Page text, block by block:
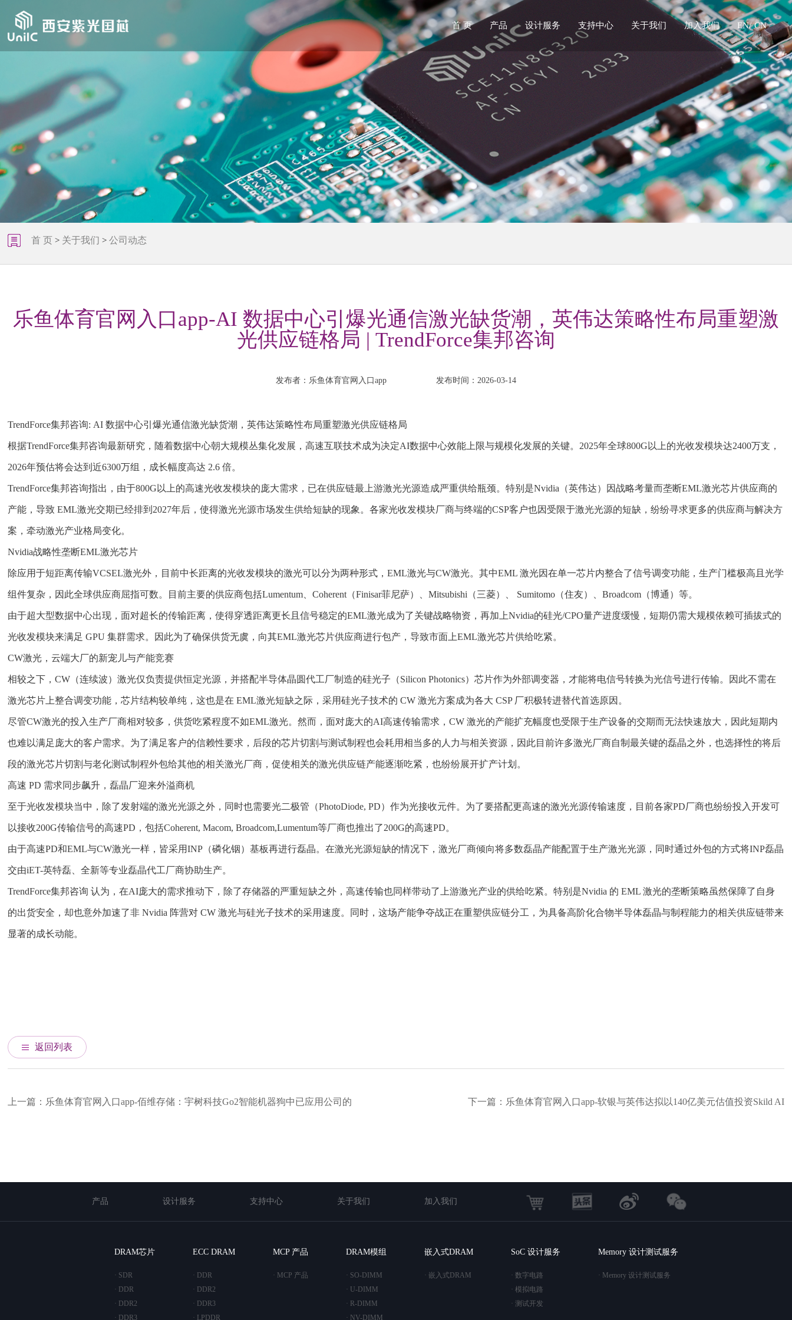
首 页 产品 设计服务 支持中心 关于我们 加入我们 EN/ CN
首 页> 关于我们 >公司动态
乐鱼体育官网入口app-AI 数据中心引爆光通信激光缺货潮，英伟达策略性布局重塑激
光供应链格局 | TrendForce集邦咨询
发布者：乐鱼体育官网入口app 发布时间：2026-03-14
TrendForce集邦咨询: AI 数据中心引爆光通信激光缺货潮，英伟达策略性布局重塑激光供应链格局
根据TrendForce集邦咨询最新研究，随着数据中心朝大规模丛集化发展，高速互联技术成为决定AI数据中心效能上限与规模化发展的关键。2025年全球800G以上的光收发模块达2400万支，
2026年预估将会达到近6300万组，成长幅度高达 2.6 倍。
TrendForce集邦咨询指出，由于800G以上的高速光收发模块的庞大需求，已在供应链最上游激光光源造成严重供给瓶颈。特别是Nvidia（英伟达）因战略考量而垄断EML激光芯片供应商的
产能，导致 EML激光交期已经排到2027年后，使得激光光源市场发生供给短缺的现象。各家光收发模块厂商与终端的CSP客户也因受限于激光光源的短缺，纷纷寻求更多的供应商与解决方
案，牵动激光产业格局变化。
Nvidia战略性垄断EML激光芯片
除应用于短距离传输VCSEL激光外，目前中长距离的光收发模块的激光可以分为两种形式，EML激光与CW激光。其中EML 激光因在单一芯片内整合了信号调变功能，生产门槛极高且光学
组件复杂，因此全球供应商屈指可数。目前主要的供应商包括Lumentum、Coherent（Finisar菲尼萨）、Mitsubishi（三菱）、 Sumitomo（住友）、Broadcom（博通）等。
由于超大型数据中心出现，面对超长的传输距离，使得穿透距离更长且信号稳定的EML激光成为了关键战略物资，再加上Nvidia的硅光/CPO量产进度缓慢，短期仍需大规模依赖可插拔式的
光收发模块来满足 GPU 集群需求。因此为了确保供货无虞，向其EML激光芯片供应商进行包产，导致市面上EML激光芯片供给吃紧。
CW激光，云端大厂的新宠儿与产能竞赛
相较之下，CW（连续波）激光仅负责提供恒定光源，并搭配半导体晶圆代工厂制造的硅光子（Silicon Photonics）芯片作为外部调变器，才能将电信号转换为光信号进行传输。因此不需在
激光芯片上整合调变功能，芯片结构较单纯，这也是在 EML激光短缺之际，采用硅光子技术的 CW 激光方案成为各大 CSP 厂积极转进替代首选原因。
尽管CW激光的投入生产厂商相对较多，供货吃紧程度不如EML激光。然而，面对庞大的AI高速传输需求，CW 激光的产能扩充幅度也受限于生产设备的交期而无法快速放大，因此短期内
也难以满足庞大的客户需求。为了满足客户的信赖性要求，后段的芯片切割与测试制程也会耗用相当多的人力与相关资源，因此目前许多激光厂商自制最关键的磊晶之外，也选择性的将后
段的激光芯片切割与老化测试制程外包给其他的相关激光厂商，促使相关的激光供应链产能逐渐吃紧，也纷纷展开扩产计划。
高速 PD 需求同步飙升，磊晶厂迎来外溢商机
至于光收发模块当中，除了发射端的激光光源之外，同时也需要光二极管（PhotoDiode, PD）作为光接收元件。为了要搭配更高速的激光光源传输速度，目前各家PD厂商也纷纷投入开发可
以接收200G传输信号的高速PD，包括Coherent, Macom, Broadcom,Lumentum等厂商也推出了200G的高速PD。
由于高速PD和EML与CW激光一样，皆采用INP（磷化铟）基板再进行磊晶。在激光光源短缺的情况下，激光厂商倾向将多数磊晶产能配置于生产激光光源，同时通过外包的方式将INP磊晶
交由iET-英特磊、全新等专业磊晶代工厂商协助生产。
TrendForce集邦咨询 认为，在AI庞大的需求推动下，除了存储器的严重短缺之外，高速传输也同样带动了上游激光产业的供给吃紧。特别是Nvidia 的 EML 激光的垄断策略虽然保障了自身
的出货安全，却也意外加速了非 Nvidia 阵营对 CW 激光与硅光子技术的采用速度。同时，这场产能争夺战正在重塑供应链分工，为具备高阶化合物半导体磊晶与制程能力的相关供应链带来
显著的成长动能。
返回列表
上一篇：乐鱼体育官网入口app-佰维存储：宇树科技Go2智能机器狗中已应用公司的
下一篇：乐鱼体育官网入口app-软银与英伟达拟以140亿美元估值投资Skild AI
产品 设计服务 支持中心 关于我们 加入我们
DRAM芯片
· SDR
· DDR
· DDR2
· DDR3
ECC DRAM
· DDR
· DDR2
· DDR3
· LPDDR
MCP 产品
· MCP 产品
DRAM模组
· SO-DIMM
· U-DIMM
· R-DIMM
· NV-DIMM
嵌入式DRAM
· 嵌入式DRAM
SoC 设计服务
· 数字电路
· 模拟电路
· 测试开发
Memory 设计测试服务
· Memory 设计测试服务